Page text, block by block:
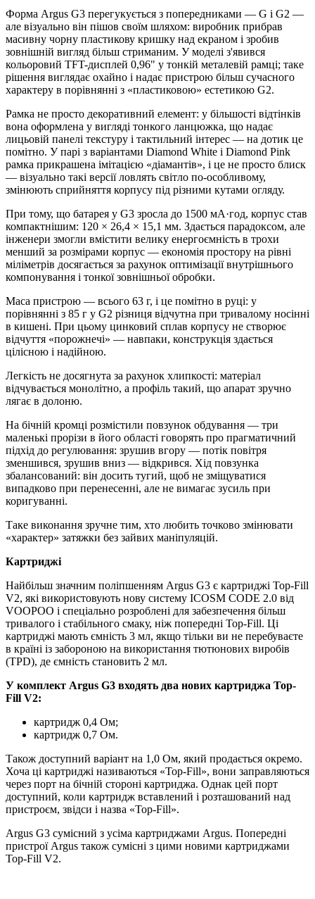
Форма Argus G3 перегукується з попередниками — G і G2 —
але візуально він пішов своїм шляхом: виробник прибрав
масивну чорну пластикову кришку над екраном і зробив
зовнішній вигляд більш стриманим. У моделі з'явився
кольоровий TFT-дисплей 0,96" у тонкій металевій рамці; таке
рішення виглядає охайно і надає пристрою більш сучасного
характеру в порівнянні з «пластиковою» естетикою G2.
Рамка не просто декоративний елемент: у більшості відтінків
вона оформлена у вигляді тонкого ланцюжка, що надає
лицьовій панелі текстуру і тактильний інтерес — на дотик це
помітно. У парі з варіантами Diamond White і Diamond Pink
рамка прикрашена імітацією «діамантів», і це не просто блиск
— візуально такі версії ловлять світло по-особливому,
змінюють сприйняття корпусу під різними кутами огляду.
При тому, що батарея у G3 зросла до 1500 мА·год, корпус став
компактнішим: 120 × 26,4 × 15,1 мм. Здається парадоксом, але
інженери змогли вмістити велику енергоємність в трохи
менший за розмірами корпус — економія простору на рівні
міліметрів досягається за рахунок оптимізації внутрішнього
компонування і тонкої зовнішньої обробки.
Маса пристрою — всього 63 г, і це помітно в руці: у
порівнянні з 85 г у G2 різниця відчутна при тривалому носінні
в кишені. При цьому цинковий сплав корпусу не створює
відчуття «порожнечі» — навпаки, конструкція здається
цілісною і надійною.
Легкість не досягнута за рахунок хлипкості: матеріал
відчувається монолітно, а профіль такий, що апарат зручно
лягає в долоню.
На бічній кромці розмістили повзунок обдування — три
маленькі прорізи в його області говорять про прагматичний
підхід до регулювання: зрушив вгору — потік повітря
зменшився, зрушив вниз — відкрився. Хід повзунка
збалансований: він досить тугий, щоб не зміщуватися
випадково при перенесенні, але не вимагає зусиль при
коригуванні.
Таке виконання зручне тим, хто любить точково змінювати
«характер» затяжки без зайвих маніпуляцій.
Картриджі
Найбільш значним поліпшенням Argus G3 є картриджі Top-Fill
V2, які використовують нову систему ICOSM CODE 2.0 від
VOOPOO і спеціально розроблені для забезпечення більш
тривалого і стабільного смаку, ніж попередні Top-Fill. Ці
картриджі мають ємність 3 мл, якщо тільки ви не перебуваєте
в країні із забороною на використання тютюнових виробів
(TPD), де ємність становить 2 мл.
У комплект Argus G3 входять два нових картриджа Top-
Fill V2:
картридж 0,4 Ом;
картридж 0,7 Ом.
Також доступний варіант на 1,0 Ом, який продається окремо.
Хоча ці картриджі називаються «Top-Fill», вони заправляються
через порт на бічній стороні картриджа. Однак цей порт
доступний, коли картридж вставлений і розташований над
пристроєм, звідси і назва «Top-Fill».
Argus G3 сумісний з усіма картриджами Argus. Попередні
пристрої Argus також сумісні з цими новими картриджами
Top-Fill V2.